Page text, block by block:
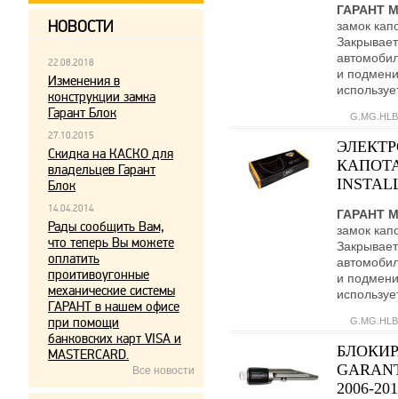
ГАРАНТ
замок
и
ГАРАНТ
замок
и
2006-
НОВОСТИ
22.08.2018
Изменения в
конструкции замка
Гарант Блок
27.10.2015
Скидка на КАСКО для
владельцев Гарант
Блок
14.04.2014
Рады сообщить Вам,
что теперь Вы можете
оплатить
проитивоугонные
механические системы
ГАРАНТ в нашем офисе
при помощи
банковских карт VISA и
MASTERCARD.
Все новости